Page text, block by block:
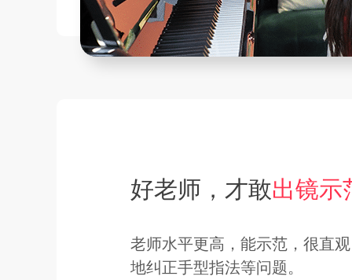
好老师，才敢出镜示
老师水平更高，能示范，很直
地纠正手型指法等问题。